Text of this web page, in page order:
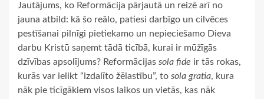
Jautājums, ko Reformācija pārjautā un reizē arī no
jauna atbild: kā šo reālo, patiesi darbīgo un cilvēces
pestīšanai pilnīgi pietiekamo un nepieciešamo Dieva
darbu Kristū saņemt tādā ticībā, kurai ir mūžīgās
dzīvības apsolījums? Reformācijas sola fide ir tās rokas,
kurās var ielikt “izdalīto žēlastību”, to sola gratia, kura
nāk pie ticīgākiem visos laikos un vietās, kas nāk